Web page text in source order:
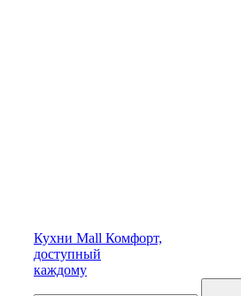
Кухни Mall Комфорт,
доступный
каждому